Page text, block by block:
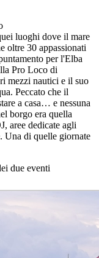
luoghi dove il mare
oltre 30 appassionati
per l'Elba
Pro Loco di
mezzi nautici e il suo
Peccato che il
a casa… e nessuna
borgo era quella
aree dedicate agli
Una di quelle giornate
due eventi